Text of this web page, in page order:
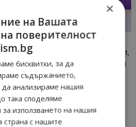
И ПРОМОЦИИ НА АВИОКОМПАНИИ,
- ПРИСЪЕДИНЕТЕ СЕ КЪМ
- ВКЛЮЧИ СЕ ТУК
актуални новини
във VIBER
×
на Вашата
поверителност
бисквитки, за да
съдържанието,
да анализираме нашия
така споделяме
използването на нашия
страна с нашите